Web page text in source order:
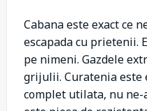
Cabana este exact ce
escapada cu prietenii.
pe nimeni. Gazdele
grijulii. Curatenia este
complet utilata, nu